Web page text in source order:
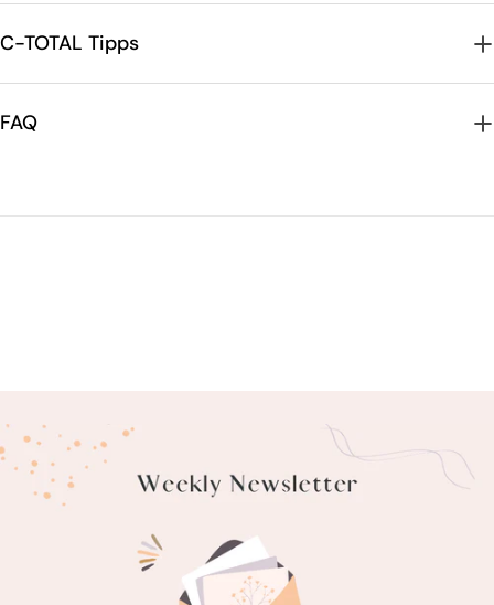
C-TOTAL Tipps
FAQ